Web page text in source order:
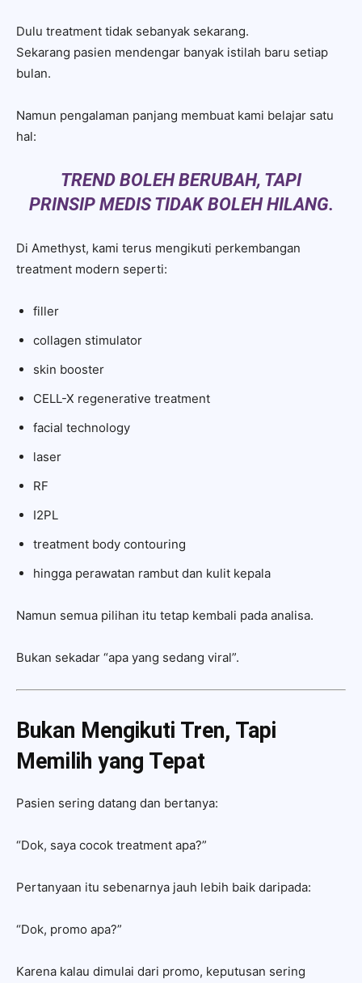
Dulu treatment tidak sebanyak sekarang.
Sekarang pasien mendengar banyak istilah baru setiap
bulan.
Namun pengalaman panjang membuat kami belajar satu
hal:
TREND BOLEH BERUBAH, TAPI
PRINSIP MEDIS TIDAK BOLEH HILANG.
Di Amethyst, kami terus mengikuti perkembangan
treatment modern seperti:
filler
collagen stimulator
skin booster
CELL-X regenerative treatment
facial technology
laser
RF
I2PL
treatment body contouring
hingga perawatan rambut dan kulit kepala
Namun semua pilihan itu tetap kembali pada analisa.
Bukan sekadar “apa yang sedang viral”.
Bukan Mengikuti Tren, Tapi
Memilih yang Tepat
Pasien sering datang dan bertanya:
“Dok, saya cocok treatment apa?”
Pertanyaan itu sebenarnya jauh lebih baik daripada:
“Dok, promo apa?”
Karena kalau dimulai dari promo, keputusan sering